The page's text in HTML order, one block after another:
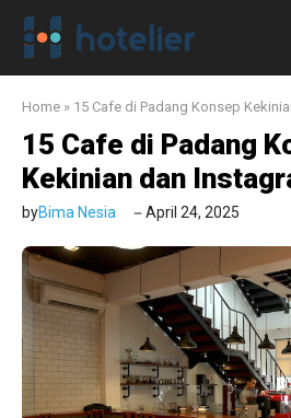
Langsung
Home » 15 Cafe di Padang Konsep
15 Cafe di Padang
Kekinian dan
byBima Nesia April 24, 2025